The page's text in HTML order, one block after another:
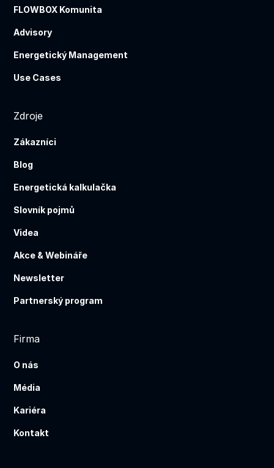
FLOWBOX Komunita
Advisory
Energetický Management
Use Cases
Zdroje
Zákazníci
Blog
Energetická kalkulačka
Slovník pojmů
Videa
Akce & Webináře
Newsletter
Partnerský program
Firma
O nás
Média
Kariéra
Kontakt